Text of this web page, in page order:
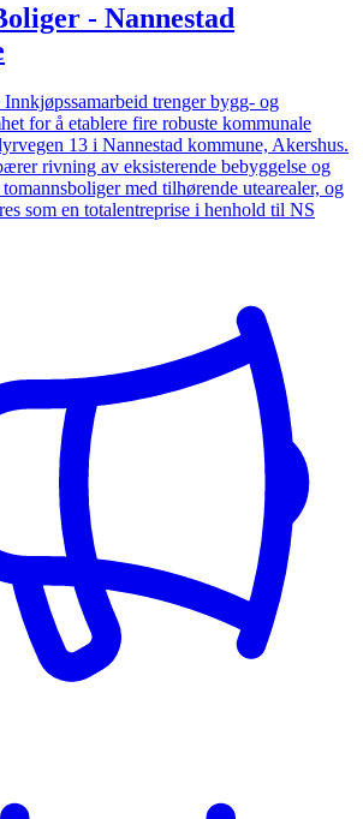
- Nannestad
trenger bygg- og
for å etablere fire robuste kommunale
13 i Nannestad kommune, Akershus.
rivning av eksisterende bebyggelse og
med tilhørende utearealer, og
som en totalentreprise i henhold til NS